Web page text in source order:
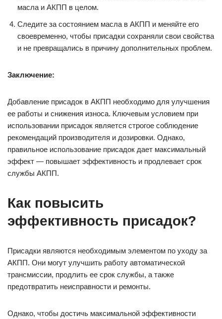
масла и АКПП в целом.
Следите за состоянием масла в АКПП и меняйте его
своевременно, чтобы присадки сохраняли свои свойства
и не превращались в причину дополнительных проблем.
Заключение:
Добавление присадок в АКПП необходимо для улучшения
ее работы и снижения износа. Ключевым условием при
использовании присадок является строгое соблюдение
рекомендаций производителя и дозировки. Однако,
правильное использование присадок дает максимальный
эффект — повышает эффективность и продлевает срок
службы АКПП.
Как повысить
эффективность присадок?
Присадки являются необходимым элементом по уходу за
АКПП. Они могут улучшить работу автоматической
трансмиссии, продлить ее срок службы, а также
предотвратить неисправности и ремонты.
Однако, чтобы достичь максимальной эффективности